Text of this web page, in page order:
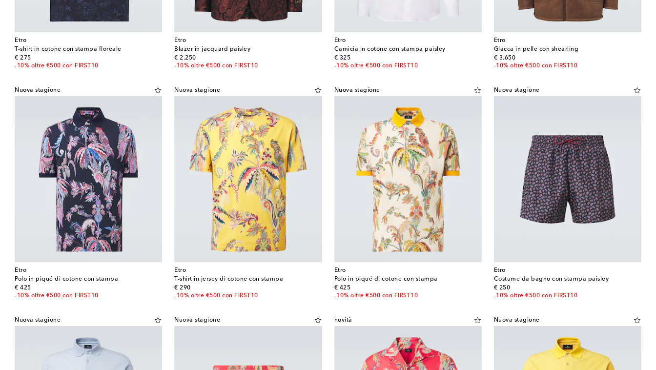
Etro
T-shirt in cotone con stampa floreale
€ 275
original price
-10% oltre €500 con FIRST10
Etro
Blazer in jacquard paisley
€ 2.250
original price
-10% oltre €500 con FIRST10
Etro
Camicia in cotone con stampa paisley
€ 325
original price
-10% oltre €500 con FIRST10
Etro
Giacca in pelle con shearling
€ 3.650
original price
-10% oltre €500 con FIRST10
Nuova stagione
Etro
Polo in piqué di cotone con stampa
€ 425
original price
-10% oltre €500 con FIRST10
Nuova stagione
Etro
T-shirt in jersey di cotone con stampa
€ 290
original price
-10% oltre €500 con FIRST10
Nuova stagione
Etro
Polo in piqué di cotone con stampa
€ 425
original price
-10% oltre €500 con FIRST10
Nuova stagione
Etro
Costume da bagno con stampa paisley
€ 250
original price
-10% oltre €500 con FIRST10
Nuova stagione Nuova stagione novità Nuova stagione